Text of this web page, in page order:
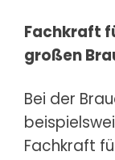
Fachkraft
großen
Bei der
Fachkraft